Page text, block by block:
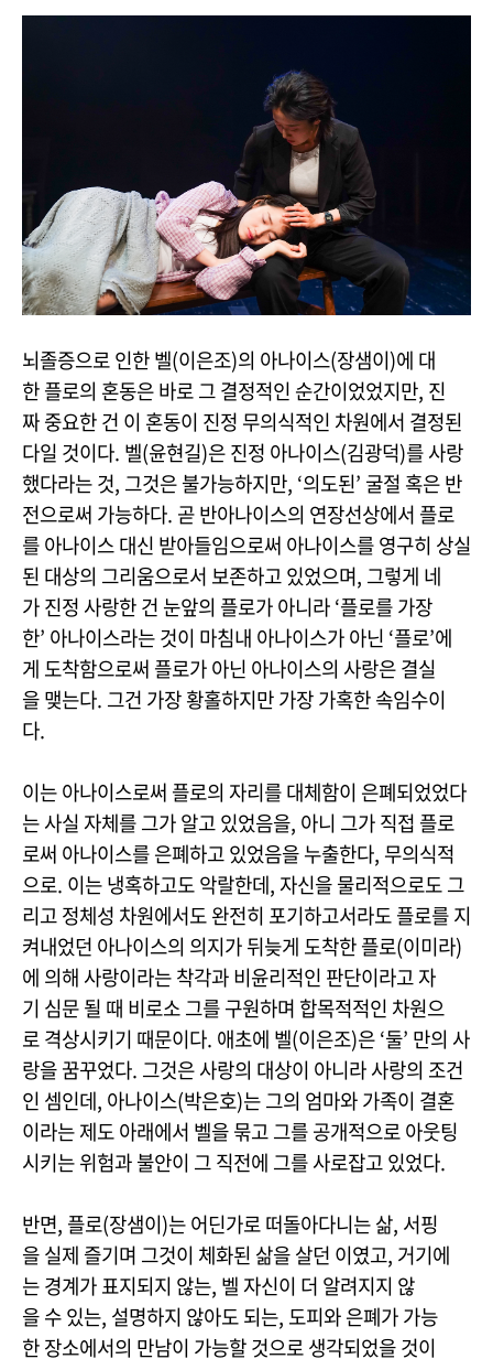
뇌졸증으로 인한 벨(이은조)의 아나이스(장샘이)에 대
한 플로의 혼동은 바로 그 결정적인 순간이었었지만, 진
짜 중요한 건 이 혼동이 진정 무의식적인 차원에서 결정된
다일 것이다. 벨(윤현길)은 진정 아나이스(김광덕)를 사랑
했다라는 것, 그것은 불가능하지만, ‘의도된’ 굴절 혹은 반
전으로써 가능하다. 곧 반아나이스의 연장선상에서 플로
를 아나이스 대신 받아들임으로써 아나이스를 영구히 상실
된 대상의 그리움으로서 보존하고 있었으며, 그렇게 네
가 진정 사랑한 건 눈앞의 플로가 아니라 ‘플로를 가장
한’ 아나이스라는 것이 마침내 아나이스가 아닌 ‘플로’에
게 도착함으로써 플로가 아닌 아나이스의 사랑은 결실
을 맺는다. 그건 가장 황홀하지만 가장 가혹한 속임수이
다.
이는 아나이스로써 플로의 자리를 대체함이 은폐되었었다
는 사실 자체를 그가 알고 있었음을, 아니 그가 직접 플로
로써 아나이스를 은폐하고 있었음을 누출한다, 무의식적
으로. 이는 냉혹하고도 악랄한데, 자신을 물리적으로도 그
리고 정체성 차원에서도 완전히 포기하고서라도 플로를 지
켜내었던 아나이스의 의지가 뒤늦게 도착한 플로(이미라)
에 의해 사랑이라는 착각과 비윤리적인 판단이라고 자
기 심문 될 때 비로소 그를 구원하며 합목적적인 차원으
로 격상시키기 때문이다. 애초에 벨(이은조)은 ‘둘’ 만의 사
랑을 꿈꾸었다. 그것은 사랑의 대상이 아니라 사랑의 조건
인 셈인데, 아나이스(박은호)는 그의 엄마와 가족이 결혼
이라는 제도 아래에서 벨을 묶고 그를 공개적으로 아웃팅
시키는 위험과 불안이 그 직전에 그를 사로잡고 있었다.
반면, 플로(장샘이)는 어딘가로 떠돌아다니는 삶, 서핑
을 실제 즐기며 그것이 체화된 삶을 살던 이였고, 거기에
는 경계가 표지되지 않는, 벨 자신이 더 알려지지 않
을 수 있는, 설명하지 않아도 되는, 도피와 은폐가 가능
한 장소에서의 만남이 가능할 것으로 생각되었을 것이